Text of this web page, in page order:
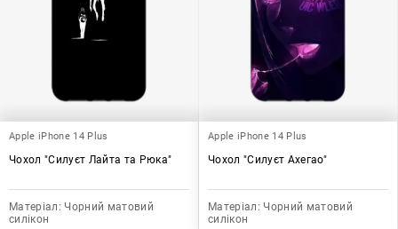
Apple iPhone 14 Plus
Чохол "Силуєт Лайта та Рюка"
Матеріал: Чорний матовий
силікон
Apple iPhone 14 Plus
Чохол "Силуєт Ахегао"
Матеріал: Чорний матовий
силікон